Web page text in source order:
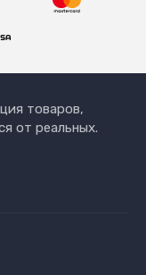
товаров,
от реальных.